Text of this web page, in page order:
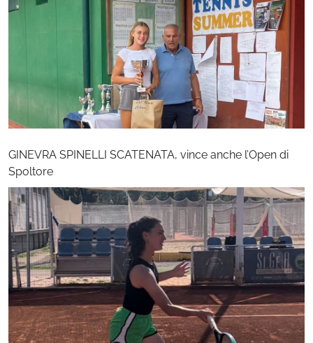
GINEVRA SPINELLI SCATENATA, vince anche l’Open di
Spoltore